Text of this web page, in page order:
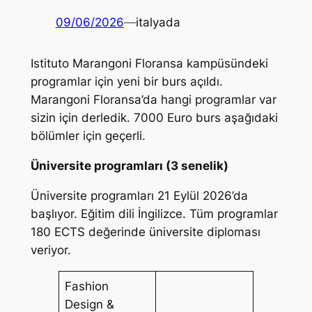
09/06/2026—italyada
Istituto Marangoni Floransa kampüsündeki
programlar için yeni bir burs açıldı.
Marangoni Floransa’da hangi programlar var
sizin için derledik. 7000 Euro burs aşağıdaki
bölümler için geçerli.
Üniversite programları (3 senelik)
Üniversite programları 21 Eylül 2026’da
başlıyor. Eğitim dili İngilizce. Tüm programlar
180 ECTS değerinde üniversite diploması
veriyor.
Fashion
Design &